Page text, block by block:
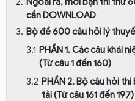
cần DOWNLOAD
Bộ đề 600 câu hỏi lý
PHẦN 1. Các câu khái
(Từ câu 1 đến 160)
PHẦN 2. Bộ câu hỏi
tải (Từ câu 161 đến 197)